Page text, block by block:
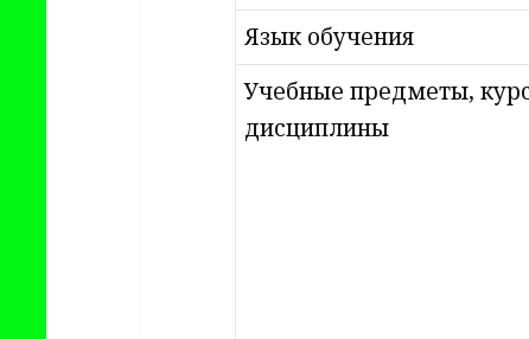
Язык обучения
Учебные предметы,
дисциплины